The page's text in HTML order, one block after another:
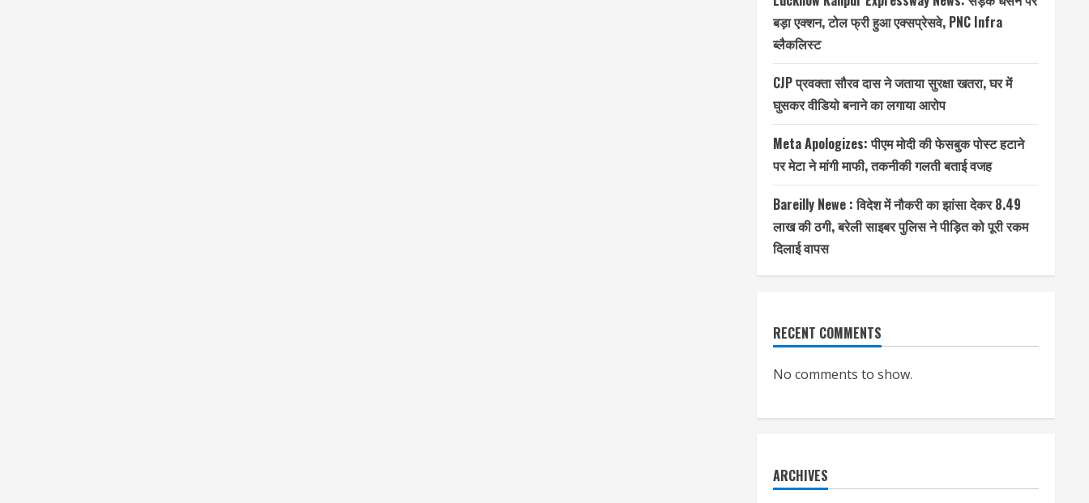
बड़ा एक्शन, टोल फ्री हुआ एक्सप्रेसवे, PNC Infra
ब्लैकलिस्ट
CJP प्रवक्ता सौरव दास ने जताया सुरक्षा खतरा, घर में
घुसकर वीडियो बनाने का लगाया आरोप
Meta Apologizes: पीएम मोदी की फेसबुक पोस्ट हटाने
पर मेटा ने मांगी माफी, तकनीकी गलती बताई वजह
Bareilly Newe : विदेश में नौकरी का झांसा देकर 8.49
लाख की ठगी, बरेली साइबर पुलिस ने पीड़ित को पूरी रकम
दिलाई वापस
RECENT COMMENTS
No comments to show.
ARCHIVES